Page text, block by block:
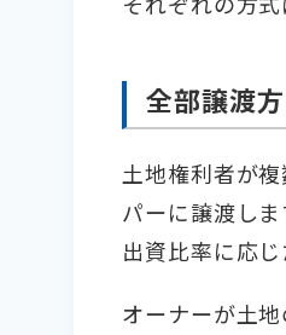
全部譲渡
土地権利者が
パーに譲渡し
出資比率に応
オーナーが土